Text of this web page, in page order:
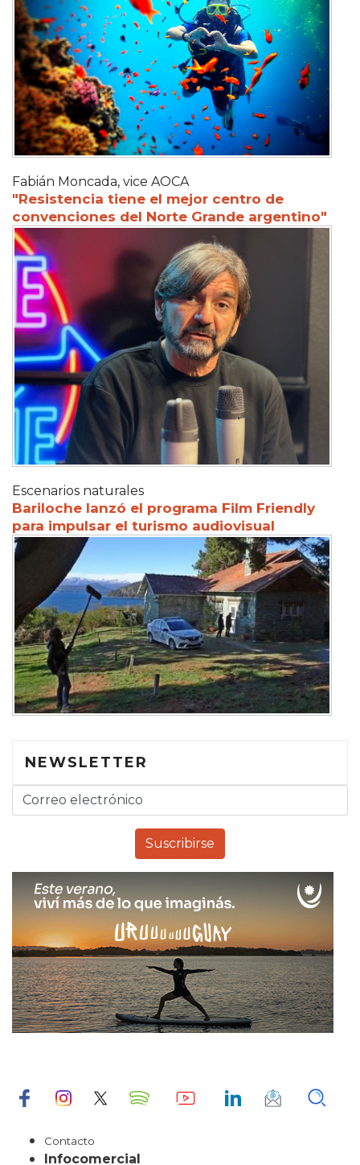
Fabián Moncada, vice AOCA
"Resistencia tiene el mejor centro de
convenciones del Norte Grande argentino"
Escenarios naturales
Bariloche lanzó el programa Film Friendly
para impulsar el turismo audiovisual
NEWSLETTER
Contacto
Infocomercial